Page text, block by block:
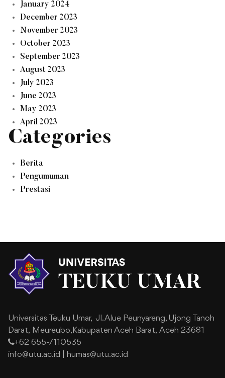
January 2024
December 2023
November 2023
October 2023
September 2023
August 2023
July 2023
June 2023
May 2023
April 2023
Categories
Berita
Pengumuman
Prestasi
Universitas Teuku Umar, Jl. Alue Peunyareng, Ujong Tanoh
Darat, Meureubo,Kabupaten Aceh Barat, Aceh 23681
+62 655-7110535
info@utu.ac.id
humas@utu.ac.id